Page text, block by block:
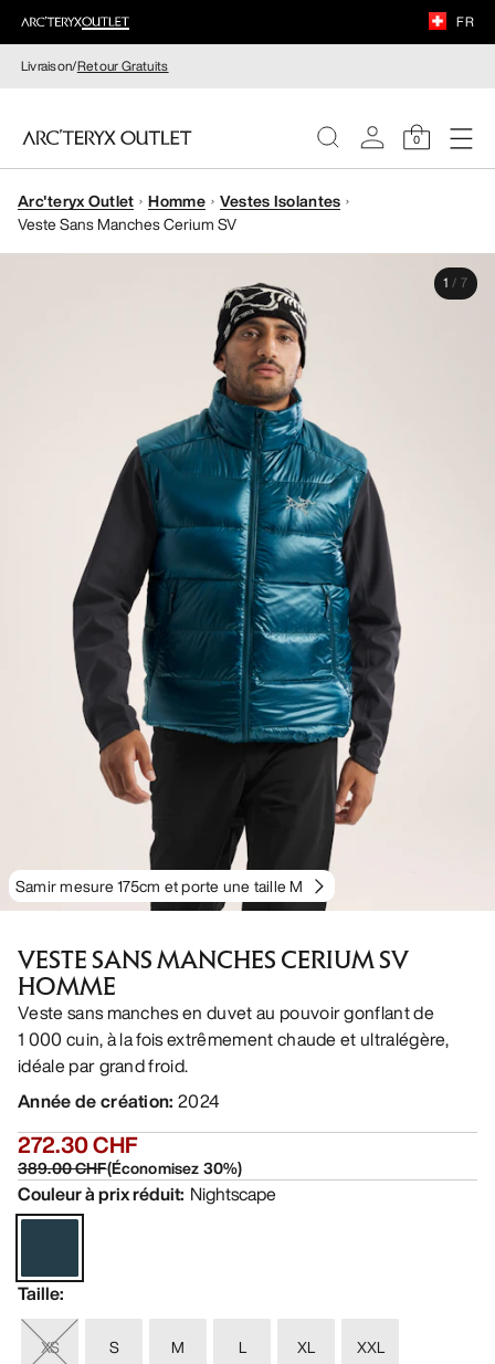
FR
Livraison/Retour Gratuits
0
FEMME
Arc'teryx Outlet Homme
Vestes Isolantes
Veste Sans Manches Cerium SV
Samir mesure 175cm et porte une taille M
1 / 7
VESTE SANS MANCHES CERIUM SV
HOMME
Veste sans manches en duvet au pouvoir gonflant de
1 000 cuin, à la fois extrêmement chaude et ultralégère,
idéale par grand froid.
Année de création: 2024
272.30 CHF
389.00 CHF(Économisez30%)
Couleur à prix réduit: Nightscape
Taille:
XS S M L XL
XXL